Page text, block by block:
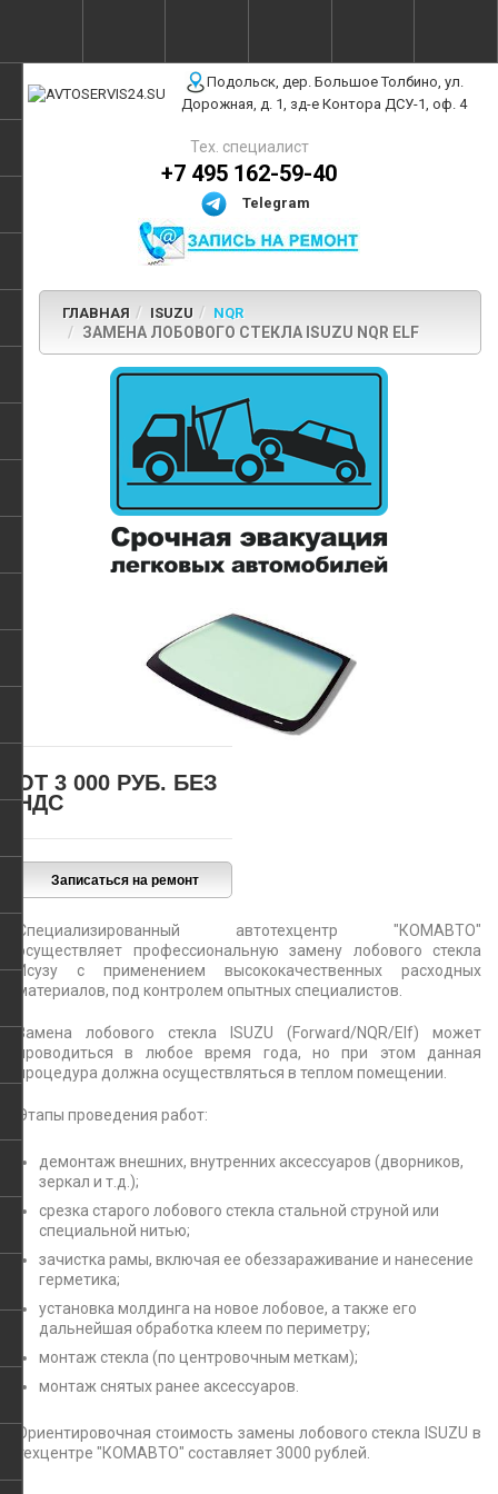
Подольск, дер. Большое Толбино, ул.
Дорожная, д. 1, зд-е Контора ДСУ-1, оф. 4
Тех. специалист
+7 495 162-59-40
Telegram
ГЛАВНАЯ ISUZU NQR
ЗАМЕНА ЛОБОВОГО СТЕКЛА ISUZU NQR ELF
ОТ 3 000 РУБ. БЕЗ
НДС
Специализированный автотехцентр "КОМАВТО"
осуществляет профессиональную замену лобового стекла
Исузу с применением высококачественных расходных
материалов, под контролем опытных специалистов.
Замена лобового стекла ISUZU (Forward/NQR/Elf) может
проводиться в любое время года, но при этом данная
процедура должна осуществляться в теплом помещении.
Этапы проведения работ:
демонтаж внешних, внутренних аксессуаров (дворников,
зеркал и т.д.);
срезка старого лобового стекла стальной струной или
специальной нитью;
зачистка рамы, включая ее обеззараживание и нанесение
герметика;
установка молдинга на новое лобовое, а также его
дальнейшая обработка клеем по периметру;
монтаж стекла (по центровочным меткам);
монтаж снятых ранее аксессуаров.
Ориентировочная стоимость замены лобового стекла ISUZU в
техцентре "КОМАВТО" составляет 3000 рублей.